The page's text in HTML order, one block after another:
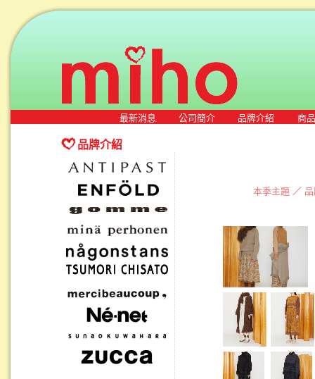
最新消息 公司簡介 品牌介紹 商
品牌介紹
本季主題／